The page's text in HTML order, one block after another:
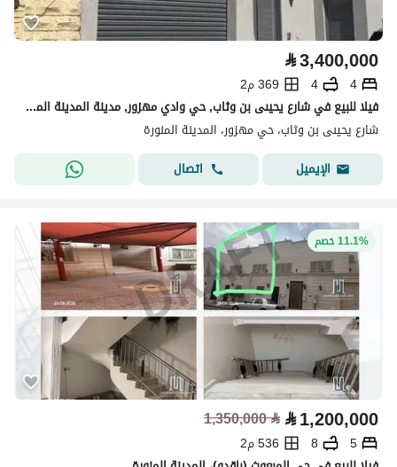
⃁3,400,000
4
4
369 م2
فيلا للبيع في شارع يحيىى بن وثاب, حي وادي مهزور, مدينة المدينة المنورة
شارع يحيىى بن وثاب، حي مهزور، المدينة المنورة
الإيميل
اتصال
11.1% خصم
⃁1,200,000
⃁
1,350,000
5
8
536 م2